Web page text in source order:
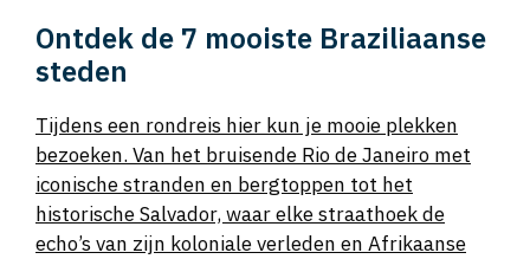
Ontdek de 7 mooiste Braziliaanse
steden
Tijdens een rondreis hier kun je mooie plekken
bezoeken. Van het bruisende Rio de Janeiro met
iconische stranden en bergtoppen tot het
historische Salvador, waar elke straathoek de
echo’s van zijn koloniale verleden en Afrikaanse